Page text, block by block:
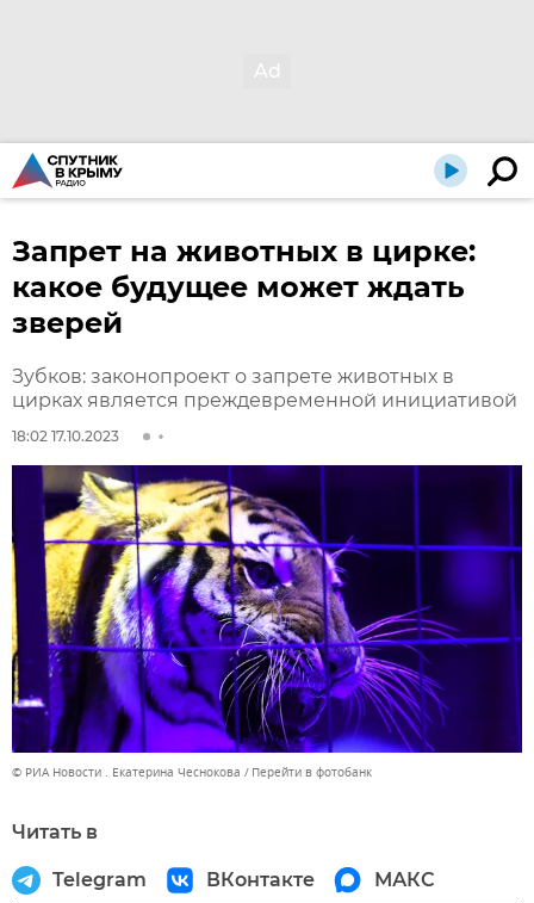
Запрет на животных в цирке:
какое будущее может ждать
зверей
Зубков: законопроект о запрете животных в
цирках является преждевременной инициативой
18:02 17.10.2023
© РИА Новости . Екатерина Чеснокова Перейти в фотобанк
Читать в
Telegram ВКонтакте МАКС